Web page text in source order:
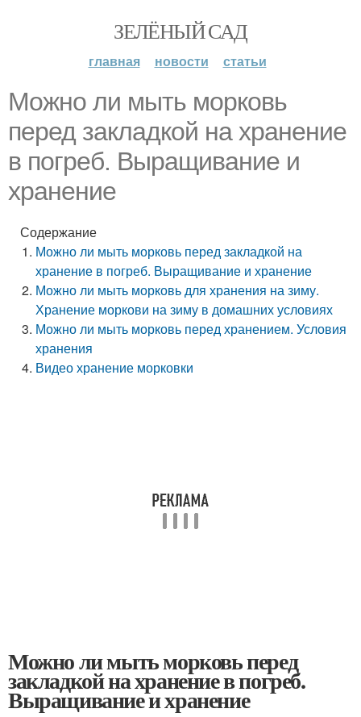
ЗЕЛЁНЫЙ САД
главная новости статьи
Можно ли мыть морковь
перед закладкой на хранение
в погреб. Выращивание и
хранение
Содержание
Можно ли мыть морковь перед закладкой на
хранение в погреб. Выращивание и хранение
Можно ли мыть морковь для хранения на зиму.
Хранение моркови на зиму в домашних условиях
Можно ли мыть морковь перед хранением. Условия
хранения
Видео хранение морковки
Можно ли мыть морковь перед
закладкой на хранение в погреб.
Выращивание и хранение